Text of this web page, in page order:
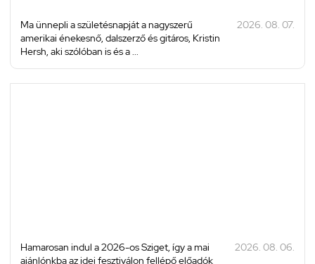
Ma ünnepli a születésnapját a nagyszerű
amerikai énekesnő, dalszerző és gitáros, Kristin
Hersh, aki szólóban is és a ...
2026. 08. 07.
Hamarosan indul a 2026-os Sziget, így a mai
ajánlónkba az idei fesztiválon fellépő előadók
2026. 08. 06.